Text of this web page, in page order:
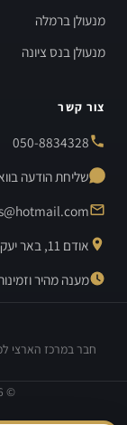
מנעולן ברמלה
מנעולן בנס ציונה
צור קשר
050-8834328
שליחת הודעה
אודם 11, באר יעקב 7032007
מענה מהיר
חבר במרכז הארצי
©